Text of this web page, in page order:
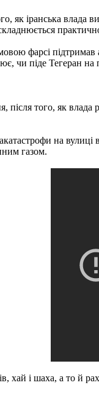
як іранська влада
фарсі підтримав
чи піде Тегеран
після того, як
на вулиці
газом.
хай і шаха, а то й